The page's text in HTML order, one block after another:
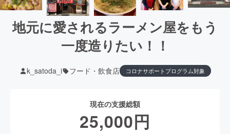
地元に愛されるラーメン屋をもう
一度造りたい！！
k_satoda_i フード・飲食店 コロナサポートプログラム対象
現在の支援総額
25,000円